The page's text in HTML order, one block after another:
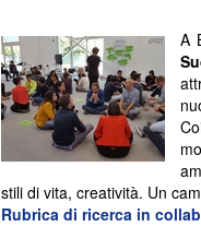
A
stili di vita, creatività. Un
Rubrica di ricerca in